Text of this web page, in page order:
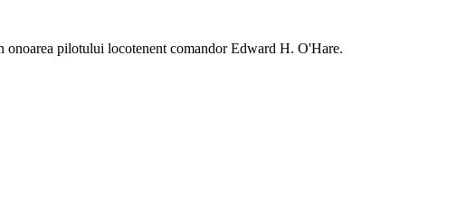
pilotului locotenent comandor Edward H. O'Hare.